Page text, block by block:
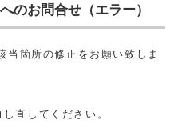
のお問合せ（エラー）
当箇所の修正をお願い致しま
直してください。